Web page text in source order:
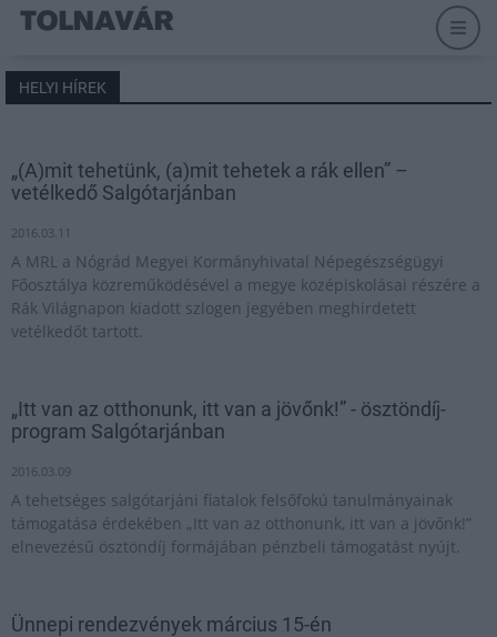
HELYI HÍREK
„(A)mit tehetünk, (a)mit tehetek a rák ellen” –
vetélkedő Salgótarjánban
2016.03.11
A MRL a Nógrád Megyei Kormányhivatal Népegészségügyi
Főosztálya közreműködésével a megye középiskolásai részére a
Rák Világnapon kiadott szlogen jegyében meghirdetett
vetélkedőt tartott.
„Itt van az otthonunk, itt van a jövőnk!” - ösztöndíj-
program Salgótarjánban
2016.03.09
A tehetséges salgótarjáni fiatalok felsőfokú tanulmányainak
támogatása érdekében „Itt van az otthonunk, itt van a jövőnk!”
elnevezésű ösztöndíj formájában pénzbeli támogatást nyújt.
Ünnepi rendezvények március 15-én